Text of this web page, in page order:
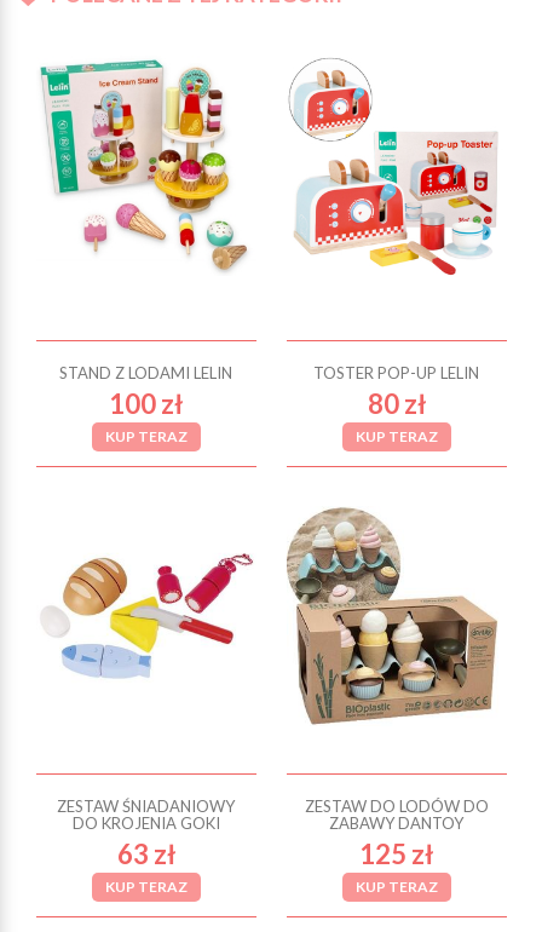
STAND Z LODAMI LELIN
100 zł
KUP TERAZ
TOSTER POP-UP LELIN
80 zł
KUP TERAZ
ZESTAW ŚNIADANIOWY
DO KROJENIA GOKI
63 zł
KUP TERAZ
ZESTAW DO LODÓW DO
ZABAWY DANTOY
125 zł
KUP TERAZ